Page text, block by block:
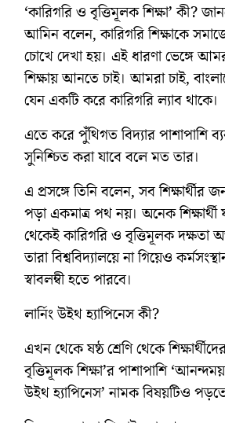
‘কারিগরি ও বৃত্তিমূলক শিক্ষা’ কী?
আমিন বলেন, কারিগরি শিক্ষাকে
চোখে দেখা হয়। এই ধারণা ভেঙ্গে
শিক্ষায় আনতে চাই। আমরা চাই,
যেন একটি করে কারিগরি ল্যাব থাকে।
এতে করে পুঁথিগত বিদ্যার পাশাপাশি
সুনিশ্চিত করা যাবে বলে মত তার।
এ প্রসঙ্গে তিনি বলেন, সব শিক্ষার্থীর
পড়া একমাত্র পথ নয়। অনেক শিক্ষার্থী
থেকেই কারিগরি ও বৃত্তিমূলক দক্ষতা
তারা বিশ্ববিদ্যালয়ে না গিয়েও
স্বাবলম্বী হতে পারবে।
লার্নিং উইথ হ্যাপিনেস কী?
এখন থেকে ষষ্ঠ শ্রেণি থেকে
বৃত্তিমূলক শিক্ষা’র পাশাপাশি ‘আনন্দময়
উইথ হ্যাপিনেস’ নামক বিষয়টিও